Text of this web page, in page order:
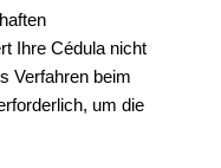
Ihre Cédula nicht
Verfahren beim
um die